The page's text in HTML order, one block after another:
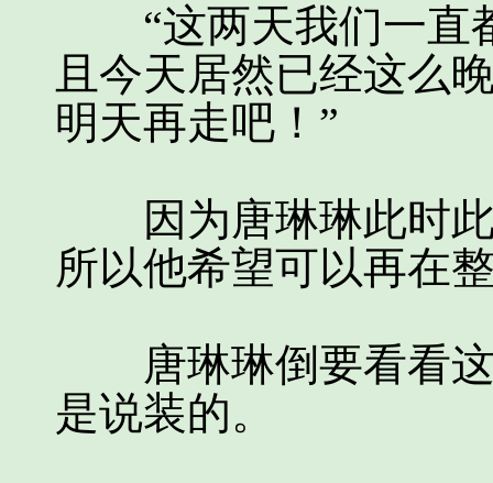
“这两天我们一直
且今天居然已经这么
明天再走吧！”
因为唐琳琳此时此
所以他希望可以再在
唐琳琳倒要看看这
是说装的。